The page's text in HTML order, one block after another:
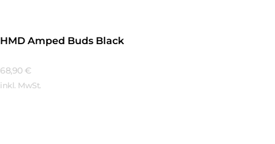
HMD Amped Buds Black
68,90 €
inkl. MwSt.